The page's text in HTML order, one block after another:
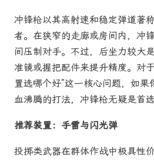
冲锋枪以其高射速和稳定弹道著
者。在狭窄的走廊或房间内，冲
间压制对手。不过，后坐力较大
准镜或握把配件来提升精度。对
置选哪个好”这一核心问题，如
血沸腾的打法，冲锋枪无疑是首选
推荐装置：手雷与闪光弹
投掷类武器在群体作战中极具性